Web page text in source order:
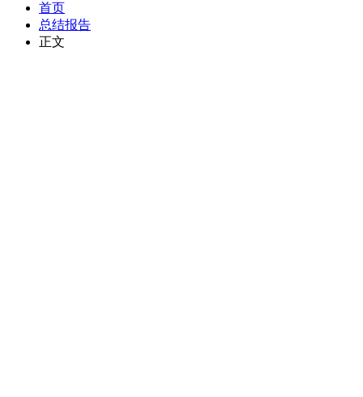
首页
总结报告
正文